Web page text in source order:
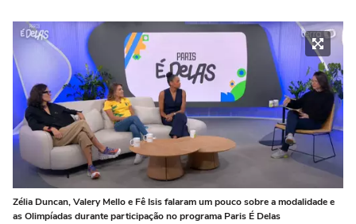
Zélia Duncan, Valery Mello e Fê Isis falaram um pouco sobre a modalidade e
as Olimpíadas durante participação no programa Paris É Delas